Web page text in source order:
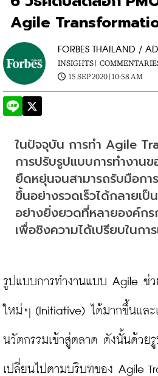
Agile
FORBES THAILAND /
INSIGHTS |
15 SEP 2020 | 10:58 AM
ในปัจจุบัน การทำ Agile
การปรับรูปแบบการทำงาน
ยืดหยุ่นจนสามารถรับมือกา
ขึ้นอย่างรวดเร็วได้กลายเ
อย่างยิ่งยวดที่หลายองค์กร
เพื่อชิงความได้เปรียบในกา
รูปแบบการทำงานแบบ Agile ช่ว
ใหม่ๆ (Initiative) ได้มากขึ้นและเ
นวัตกรรมเข้าสู่ตลาด ดังนั้นด้วย
เปลี่ยนไปตามบริบทของ Agile